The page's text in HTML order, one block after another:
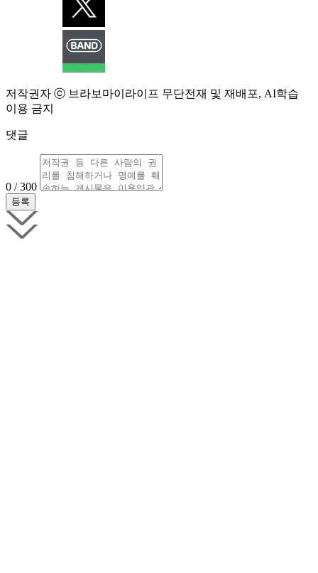
저작권자 ⓒ 브라보마이라이프 무단전재 및 재배포, AI학습
이용 금지
댓글
0 / 300